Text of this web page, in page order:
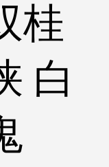
桂
白